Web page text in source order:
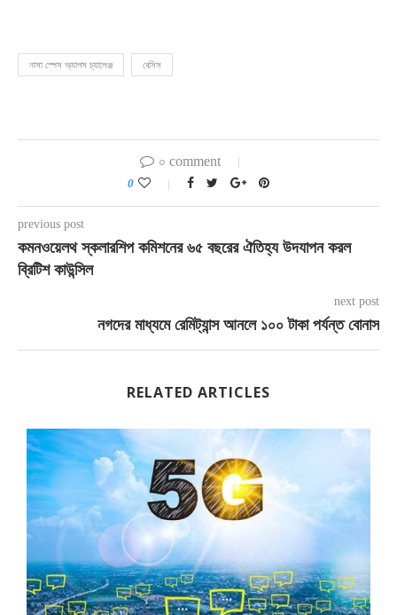
নাসা স্পেস অ্যাপস চ্যালেঞ্জ বেসিস
০ comment
0
previous post
কমনওয়েলথ স্কলারশিপ কমিশনের ৬৫ বছরের ঐতিহ্য উদযাপন করল
ব্রিটিশ কাউন্সিল
next post
নগদের মাধ্যমে রেমিট্যান্স আনলে ১০০ টাকা পর্যন্ত বোনাস
RELATED ARTICLES